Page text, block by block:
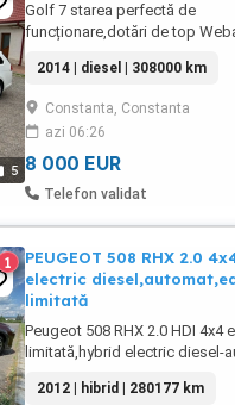
5
Golf 7 starea perfectă de
funcționare,dotări de top
Păstrează banda de circulație
urgență Faruri bi-xenon
mașina din fața,schimbă
lungă scurta Distronic,ACC
go,entry Încălzire scaune față
mixtă pile și ...
2014 | diesel | 308000 km
Constanta, Constanta
azi 06:26
8 000 EUR
Telefon validat
1
PEUGEOT 508 RHX 2.0
electric
limitată
Peugeot 508 RHX 2.0 HDI 4x4
limitată,hybrid electric diesel-
fiind masină de famile,singurul
2012 | hibrid | 280177 km